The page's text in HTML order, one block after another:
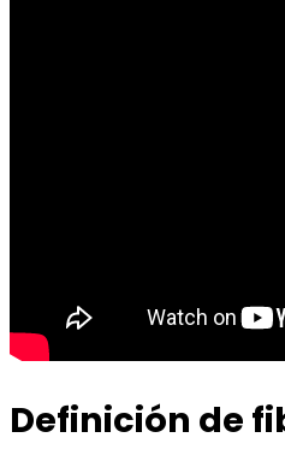
Definición de